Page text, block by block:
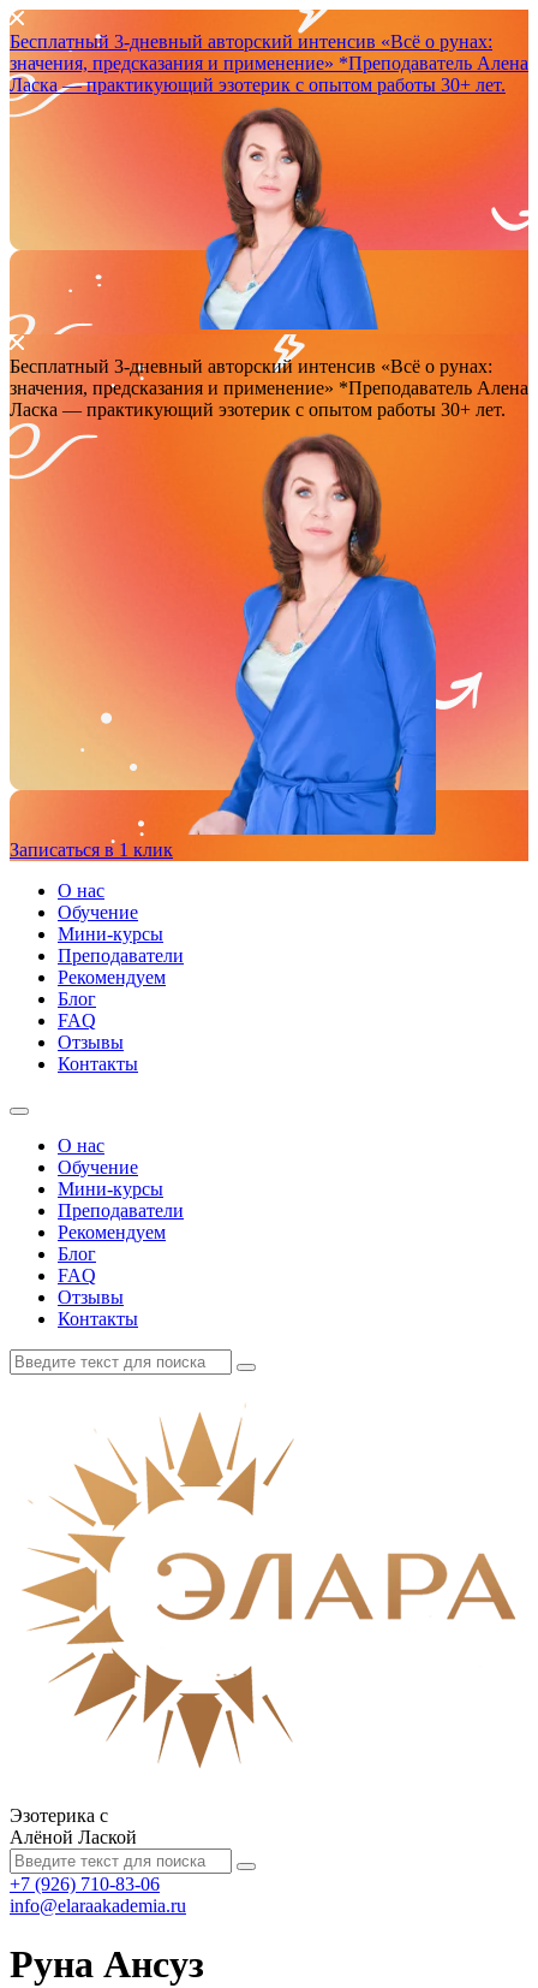
Бесплатный 3-дневный авторский интенсив «Всё о рунах:
значения, предсказания и применение» *Преподаватель Аленa
Ласка — практикующий эзотерик с опытом работы 30+ лет.
Бесплатный 3-дневный авторский интенсив «Всё о рунах:
значения, предсказания и применение» *Преподаватель Аленa
Ласка — практикующий эзотерик с опытом работы 30+ лет.
Записаться в 1 клик
О нас
Обучение
Мини-курсы
Преподаватели
Рекомендуем
Блог
FAQ
Отзывы
Контакты
О нас
Обучение
Мини-курсы
Преподаватели
Рекомендуем
Блог
FAQ
Отзывы
Контакты
Эзотерика с
Алёной Лаской
+7 (926) 710-83-06
info@elaraakademia.ru
Руна Ансуз